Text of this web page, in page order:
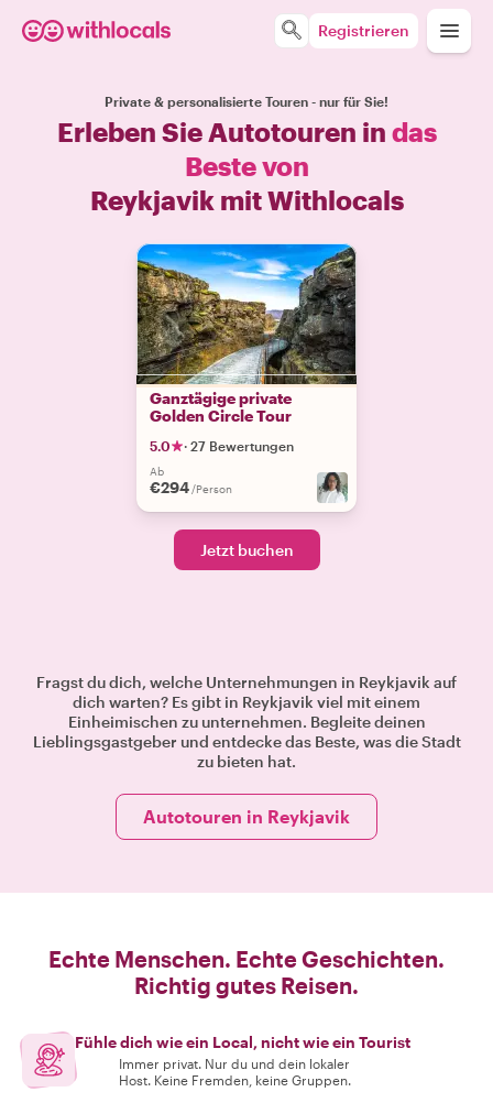
Registrieren
Private & personalisierte Touren - nur für Sie!
Erleben Sie Autotouren in das
Beste von
Reykjavik mit Withlocals
Ganztägige private
Golden Circle Tour
5.0 · 27 Bewertungen
Ab
€294 /Person
Jetzt buchen
Fragst du dich, welche Unternehmungen in Reykjavik auf
dich warten? Es gibt in Reykjavik viel mit einem
Einheimischen zu unternehmen. Begleite deinen
Lieblingsgastgeber und entdecke das Beste, was die Stadt
zu bieten hat.
Autotouren in Reykjavik
Echte Menschen. Echte Geschichten.
Richtig gutes Reisen.
Fühle dich wie ein Local, nicht wie ein Tourist
Immer privat. Nur du und dein lokaler
Host. Keine Fremden, keine Gruppen.